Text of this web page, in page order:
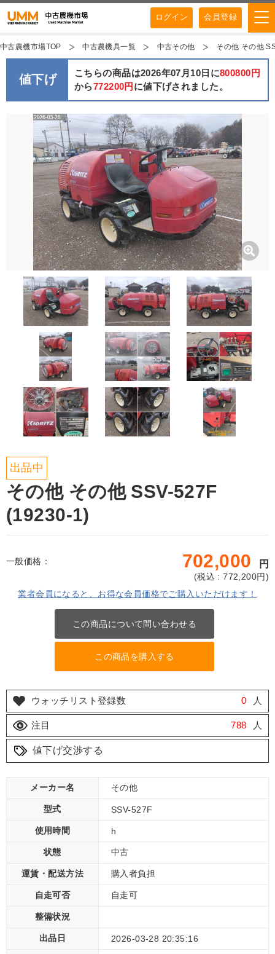
ログイン 会員登録
中古農機市場TOP 中古農機具一覧 中古その他 その他 その他
値下げ こちらの商品は2026年07月10日に800800円
から772200円 に値下げされました。
出品中
その他 その他 SSV-527F
(19230-1)
一般価格： 702,000 円
(税込 : 772,200円)
業者会員になると、お得な会員価格でご購入いただけます！
この商品について問い合わせる
この商品を購入する
ウォッチリスト登録数 0 人
注目 788 人
値下げ交渉する
メーカー名 その他
型式 SSV-527F
使用時間 h
状態 中古
運賃・配送方法 購入者負担
自走可否 自走可
整備状況
出品日 2026-03-28 20:35:16